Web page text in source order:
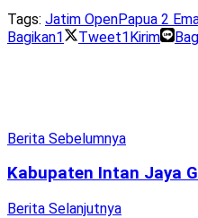
Tags: Jatim OpenPapua 2
Bagikan1 Tweet1Kirim
Berita Sebelumnya
Kabupaten Intan Jaya
Berita Selanjutnya